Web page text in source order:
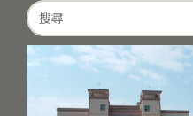
Search
for: